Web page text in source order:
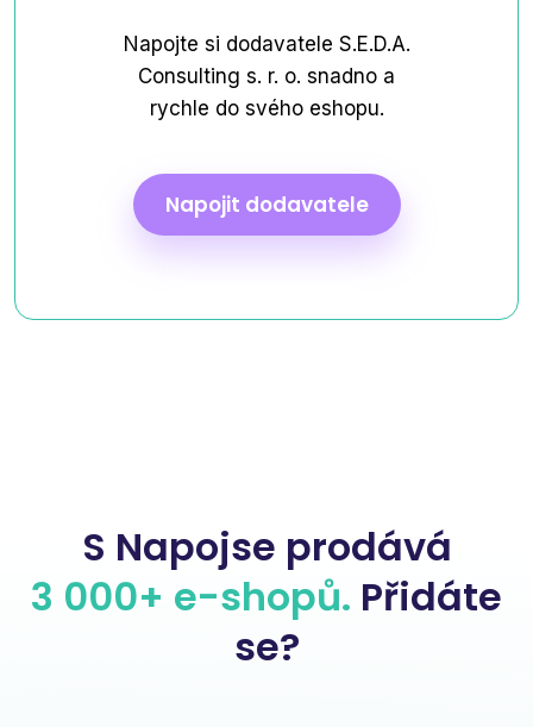
Napojte si dodavatele S.E.D.A.
Consulting s. r. o. snadno a
rychle do svého eshopu.
Napojit dodavatele
S Napojse prodává
3 000+ e-shopů. Přidáte
se?